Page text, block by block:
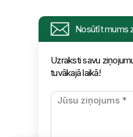
Nosūtīt mums
Uzraksti savu
tuvākajā laikā!
Apmaksa